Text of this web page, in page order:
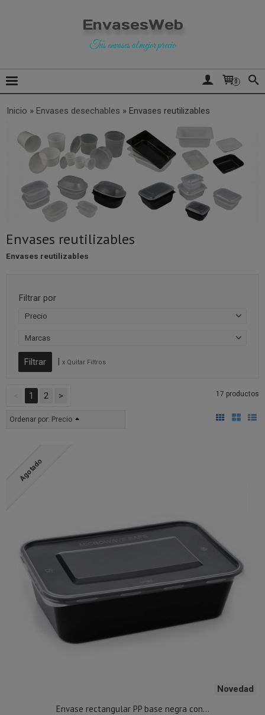
EnvasesWeb
Tus envases al mejor precio
0
Inicio » Envases desechables » Envases reutilizables
Envases reutilizables
Envases reutilizables
Filtrar por
Precio
Marcas
| x Quitar Filtros
1 2 > 17 productos
Ordenar por: Precio
Agotado
Novedad
Envase rectangular PP base negra con...